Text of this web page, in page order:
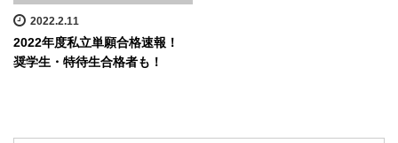
2022.2.11
2022年度私立単願合格速報！
奨学生・特待生合格者も！